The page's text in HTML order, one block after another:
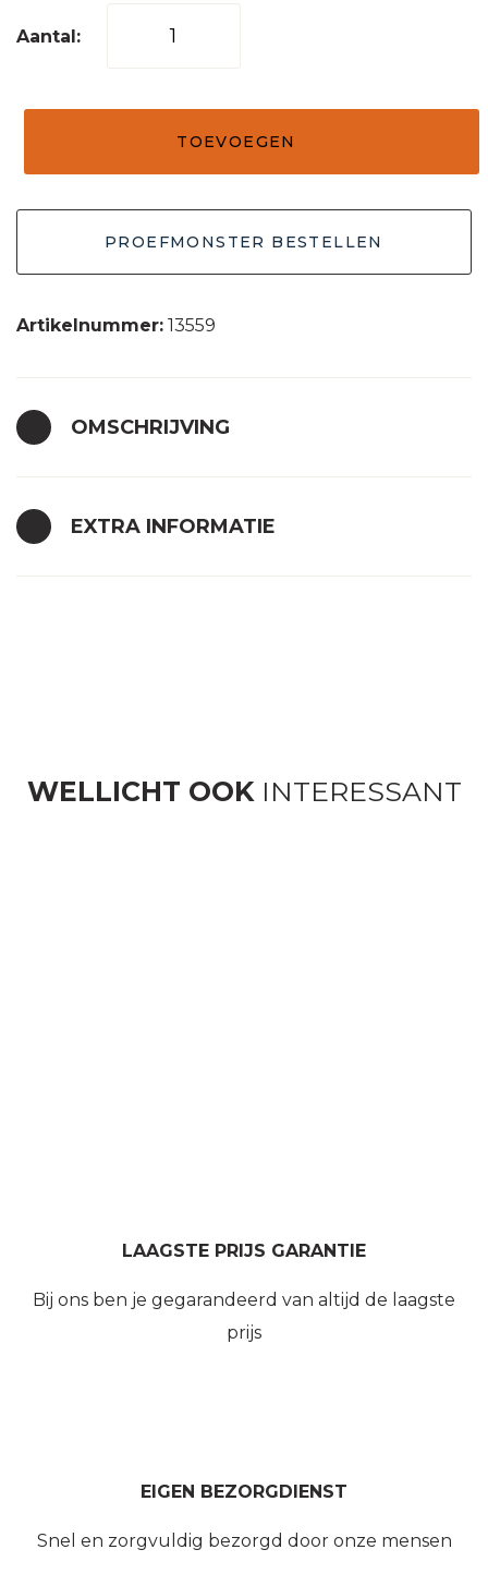
mix
bruin
-
crème
30x30
TOEVOEGEN
PROEFMONSTER BESTELLEN
Artikelnummer: 13559
OMSCHRIJVING
EXTRA INFORMATIE
WELLICHT OOKINTERESSANT
LAAGSTE PRIJS GARANTIE
Bij ons ben je gegarandeerd van altijd de laagste
prijs
EIGEN BEZORGDIENST
Snel en zorgvuldig bezorgd door onze mensen